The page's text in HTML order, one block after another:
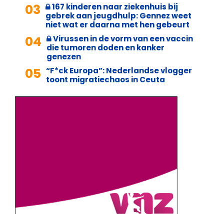
03
167 kinderen naar ziekenhuis bij
gebrek aan jeugdhulp: Gennez weet
niet wat er daarna met hen gebeurt
04
Virussen in de vorm van een vaccin
die tumoren doden en kanker
genezen
05 “F*ck Europa”: Nederlandse vlogger
toont migratiechaos in Ceuta